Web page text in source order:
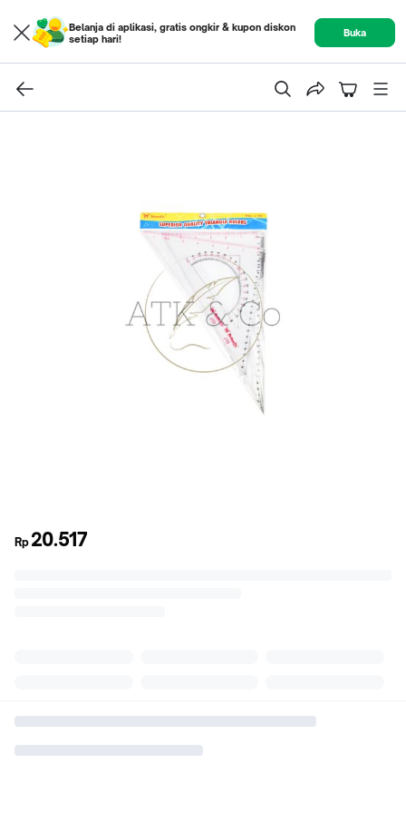
Belanja di aplikasi, gratis ongkir & kupon diskon
setiap hari!
Buka
Rp 20.517